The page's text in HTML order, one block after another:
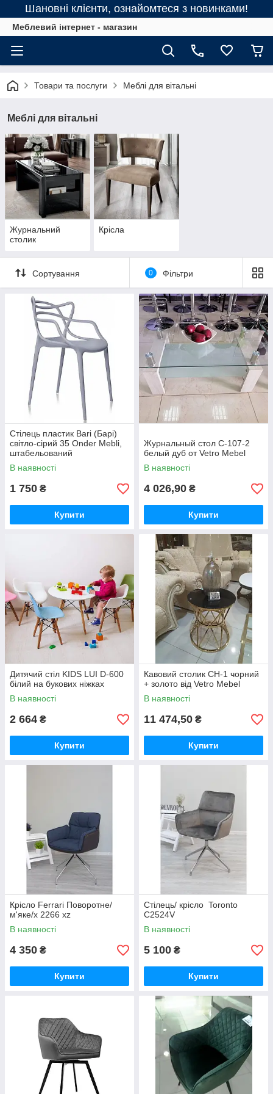
Шановні клієнти, ознайомтеся з новинками!
Меблевий інтернет - магазин
Товари та послуги Меблі для вітальні
Меблі для вітальні
Журнальний
столик
Крісла
Сортування 0 Фільтри
Стілець пластик Bari (Барі)
світло-сірий 35 Onder Mebli,
штабельований
В наявності
1 750 ₴
Купити
Журнальный стол C-107-2
белый дуб от Vetro Mebel
В наявності
4 026,90 ₴
Купити
Дитячий стіл KIDS LUI D-600
білий на букових ніжках
В наявності
2 664 ₴
Купити
Кавовий столик CH-1 чорний
+ золото від Vetro Mebel
В наявності
11 474,50 ₴
Купити
Крісло Ferrari Поворотне/
м'яке/x 2266 xz
В наявності
4 350 ₴
Купити
Стілець/ крісло Toronto
C2524V
В наявності
5 100 ₴
Купити